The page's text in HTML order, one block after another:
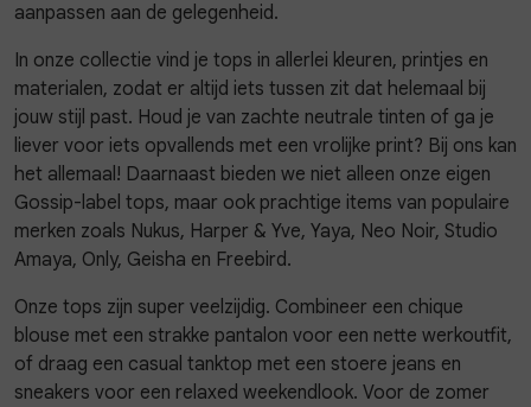
aanpassen aan de gelegenheid.
In onze collectie vind je tops in allerlei kleuren, printjes en
materialen, zodat er altijd iets tussen zit dat helemaal bij
jouw stijl past. Houd je van zachte neutrale tinten of ga je
liever voor iets opvallends met een vrolijke print? Bij ons kan
het allemaal! Daarnaast bieden we niet alleen onze eigen
Gossip-label tops, maar ook prachtige items van populaire
merken zoals Nukus, Harper & Yve, Yaya, Neo Noir, Studio
Amaya, Only, Geisha en Freebird.
Onze tops zijn super veelzijdig. Combineer een chique
blouse met een strakke pantalon voor een nette werkoutfit,
of draag een casual tanktop met een stoere jeans en
sneakers voor een relaxed weekendlook. Voor de zomer